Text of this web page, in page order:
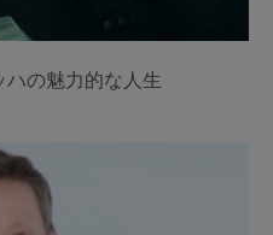
の魅力的な人生